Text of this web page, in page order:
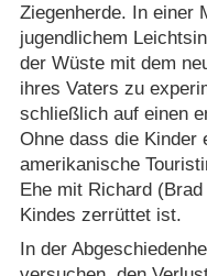
Ziegenherde. In einer
jugendlichem
der Wüste mit dem
ihres Vaters zu
schließlich auf einen
Ohne dass die Kinder
amerikanische
Ehe mit Richard
Kindes zerrüttet ist.
In der